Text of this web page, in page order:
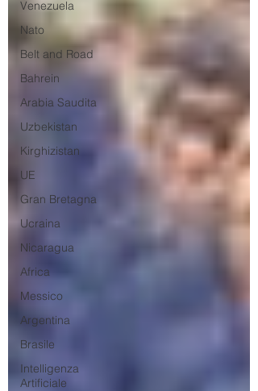
Venezuela
Nato
Belt and Road
Bahrein
Arabia Saudita
Uzbekistan
Kirghizistan
UE
Gran Bretagna
Ucraina
Nicaragua
Africa
Messico
Argentina
Brasile
Intelligenza
Artificiale